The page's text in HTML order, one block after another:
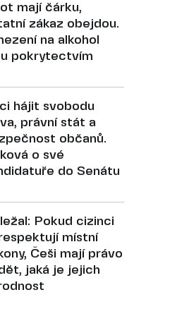
mají čárku,
zákaz obejdou.
na alkohol
pokrytectvím
hájit svobodu
právní stát a
občanů.
o své
do Senátu
Pokud cizinci
místní
Češi mají právo
jaká je jejich